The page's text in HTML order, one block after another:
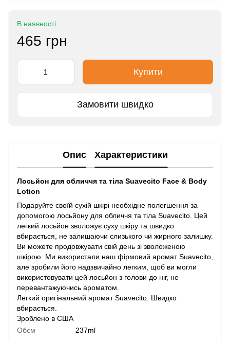
В наявності
465 грн
Купити
Замовити швидко
Опис Характеристики
Лосьйон для обличчя та тіла Suavecito Face & Body
Lotion
Подаруйте своїй сухій шкірі необхідне полегшення за
допомогою лосьйону для обличчя та тіла Suavecito. Цей
легкий лосьйон зволожує суху шкіру та швидко
вбирається, не залишаючи слизького чи жирного залишку.
Ви можете продовжувати свій день зі зволоженою
шкірою. Ми використали наш фірмовий аромат Suavecito,
але зробили його надзвичайно легким, щоб ви могли
використовувати цей лосьйон з голови до ніг, не
перевантажуючись ароматом.
Легкий оригінальний аромат Suavecito. Швидко
вбирається.
Зроблено в США
Обєм
237ml